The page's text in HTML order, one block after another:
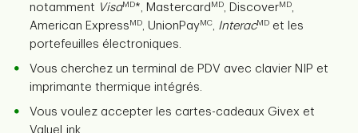
notamment VisaMD*, Mastercard MD, DiscoverMD,
American Express MD, UnionPayMC, InteracMD et les
portefeuilles électroniques.
Vous cherchez un terminal de PDV avec clavier NIP et
imprimante thermique intégrés.
Vous voulez accepter les cartes-cadeaux Givex et
ValueLink.